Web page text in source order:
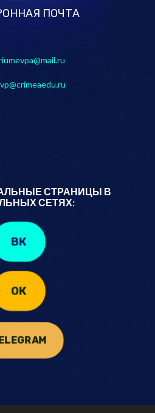
ПОЧТА
СТРАНИЦЫ В
СЕТЯХ:
ВК
ОК